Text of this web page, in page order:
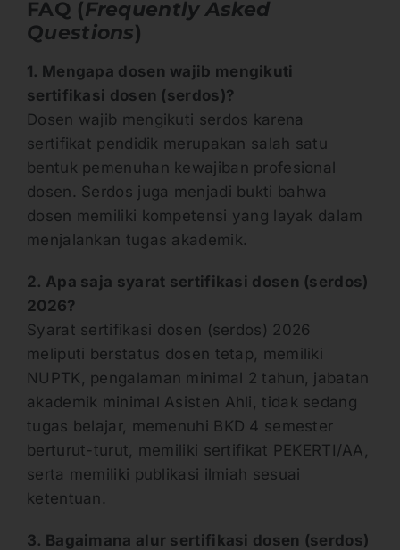
FAQ (Frequently Asked
Questions)
1. Mengapa dosen wajib mengikuti
sertifikasi dosen (serdos)?
Dosen wajib mengikuti serdos karena
sertifikat pendidik merupakan salah satu
bentuk pemenuhan kewajiban profesional
dosen. Serdos juga menjadi bukti bahwa
dosen memiliki kompetensi yang layak dalam
menjalankan tugas akademik.
2. Apa saja syarat sertifikasi dosen (serdos)
2026?
Syarat sertifikasi dosen (serdos) 2026
meliputi berstatus dosen tetap, memiliki
NUPTK, pengalaman minimal 2 tahun, jabatan
akademik minimal Asisten Ahli, tidak sedang
tugas belajar, memenuhi BKD 4 semester
berturut-turut, memiliki sertifikat PEKERTI/AA,
serta memiliki publikasi ilmiah sesuai
ketentuan.
3. Bagaimana alur sertifikasi dosen (serdos)